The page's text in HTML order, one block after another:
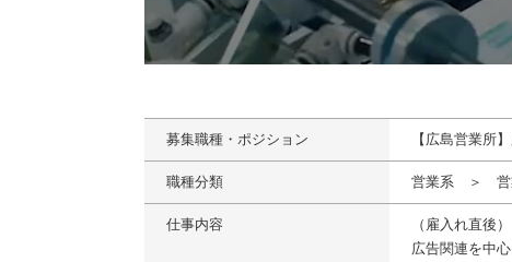
募集職種・ポジション 【広島営業所
職種分類 営業系 ＞ 営
仕事内容
（雇入れ直後）
広告関連を中